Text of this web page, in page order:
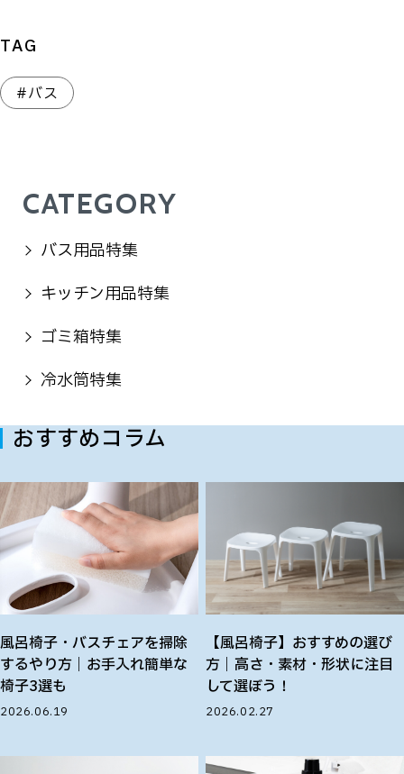
TAG
#バス
CATEGORY
バス用品特集
キッチン用品特集
ゴミ箱特集
冷水筒特集
おすすめコラム
風呂椅子・バスチェアを掃除
するやり方｜お手入れ簡単な
椅子3選も
2026.06.19
【風呂椅子】おすすめの選び
方｜高さ・素材・形状に注目
して選ぼう！
2026.02.27